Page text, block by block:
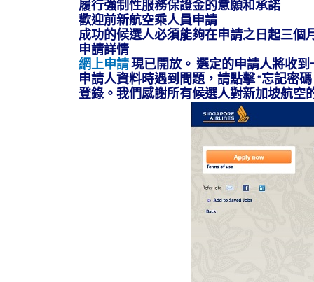
履行強制性服務保證金的意願和承諾
歡迎前新航空乘人員申請
成功的候選人必須能夠在申請之日起三個
申請詳情
網上申請現已開放。 選定的申請人將收
申請人資料時遇到問題，請點擊 “忘記密
登錄。我們感謝所有候選人對新加坡航空